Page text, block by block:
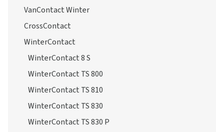
VanContact Winter
CrossContact
WinterContact
WinterContact 8 S
WinterContact TS 800
WinterContact TS 810
WinterContact TS 830
WinterContact TS 830 P